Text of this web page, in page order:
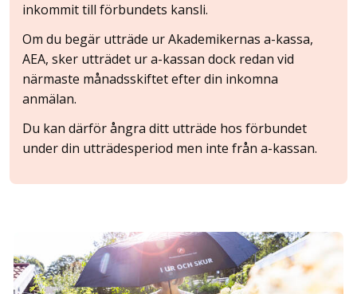
inkommit till förbundets kansli.
Om du begär utträde ur Akademikernas a-kassa,
AEA, sker utträdet ur a-kassan dock redan vid
närmaste månadsskiftet efter din inkomna
anmälan.
Du kan därför ångra ditt utträde hos förbundet
under din utträdesperiod men inte från a-kassan.